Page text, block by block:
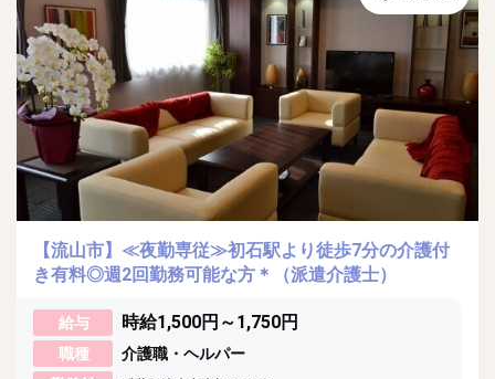
【流山市】≪夜勤専従≫初石駅より徒歩7分の介護付
き有料◎週2回勤務可能な方＊（派遣介護士）
給与 時給1,500円～1,750円
職種
介護職・ヘルパー